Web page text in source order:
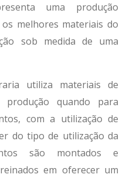
uma produção
melhores materiais do
sob medida de uma
utiliza materiais de
quando para
com a utilização de
do tipo de utilização da
são montados e
em oferecer um